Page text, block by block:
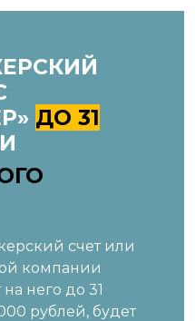
ДО 31
счет или
компании
него до 31
рублей, будет